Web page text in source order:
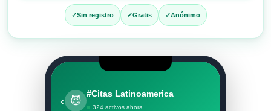
Sin registro Gratis Anónimo
‹ 😈
#Citas Latinoamerica
324 activos ahora